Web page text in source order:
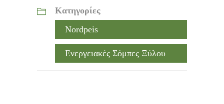
Κατηγορίες
Nordpeis
Ενεργειακές Σόμπες Ξύλου